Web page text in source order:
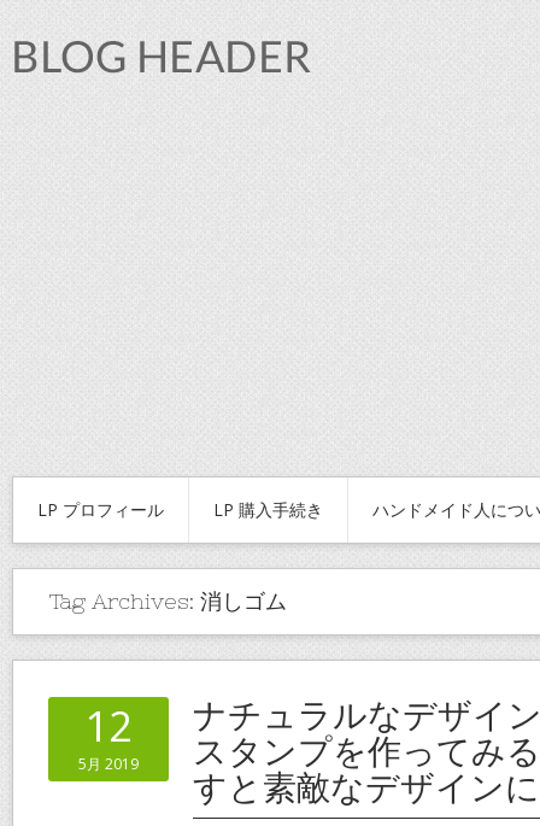
LP プロフィール LP 購入手続き ハンドメイド人につ
Tag Archives: 消しゴム
12
5月 2019
ナチュラルなデザイ
スタンプを作ってみ
すと素敵なデザイン